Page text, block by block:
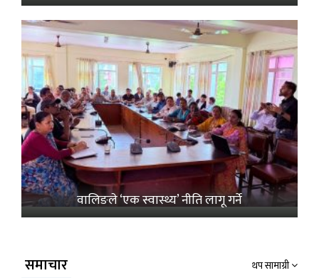
वालिङले ‘एक स्वास्थ्य’ नीति लागू गर्ने
समाचार थप सामाग्री